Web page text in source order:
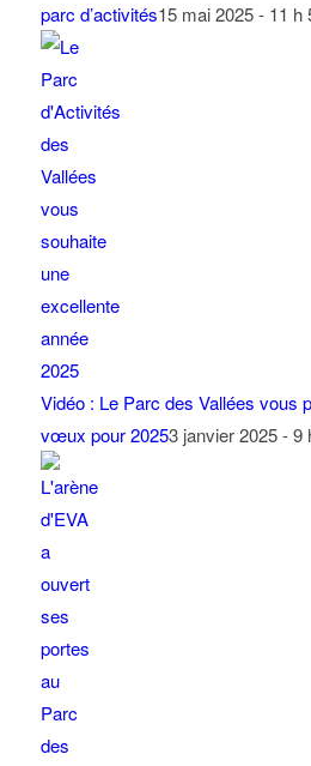
parc d’activités15 mai 2025 - 11 h
Vidéo : Le Parc des Vallées vous
vœux pour 20253 janvier 2025 - 9